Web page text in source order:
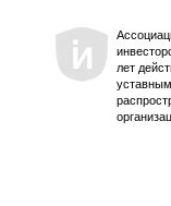
лет